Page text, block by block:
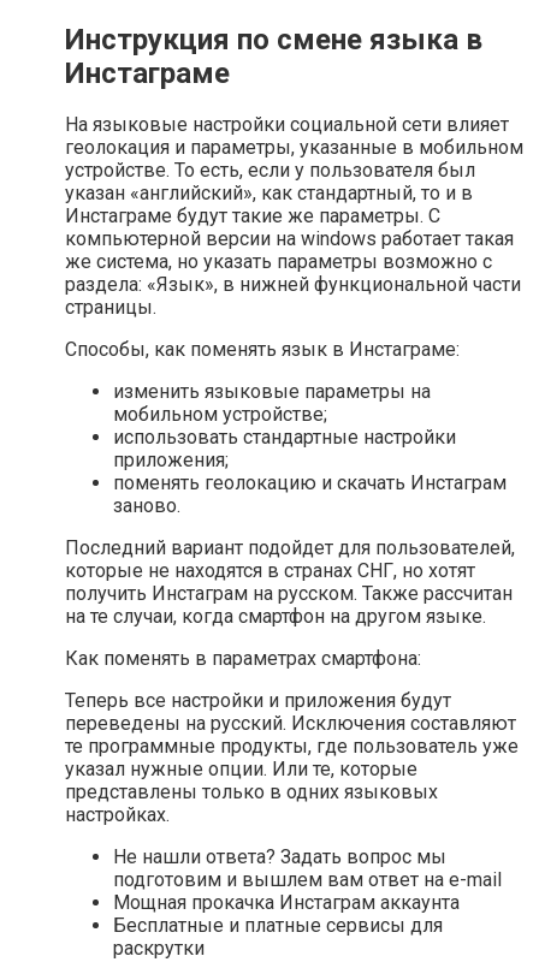
Инструкция по смене языка в
Инстаграме
На языковые настройки социальной сети влияет
геолокация и параметры, указанные в мобильном
устройстве. То есть, если у пользователя был
указан «английский», как стандартный, то и в
Инстаграме будут такие же параметры. С
компьютерной версии на windows работает такая
же система, но указать параметры возможно с
раздела: «Язык», в нижней функциональной части
страницы.
Способы, как поменять язык в Инстаграме:
изменить языковые параметры на
мобильном устройстве;
использовать стандартные настройки
приложения;
поменять геолокацию и скачать Инстаграм
заново.
Последний вариант подойдет для пользователей,
которые не находятся в странах СНГ, но хотят
получить Инстаграм на русском. Также рассчитан
на те случаи, когда смартфон на другом языке.
Как поменять в параметрах смартфона:
Теперь все настройки и приложения будут
переведены на русский. Исключения составляют
те программные продукты, где пользователь уже
указал нужные опции. Или те, которые
представлены только в одних языковых
настройках.
Не нашли ответа? Задать вопрос мы
подготовим и вышлем вам ответ на e-mail
Мощная прокачка Инстаграм аккаунта
Бесплатные и платные сервисы для
раскрутки